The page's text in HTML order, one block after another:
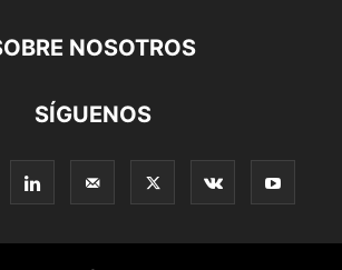
NOSOTROS
SÍGUENOS